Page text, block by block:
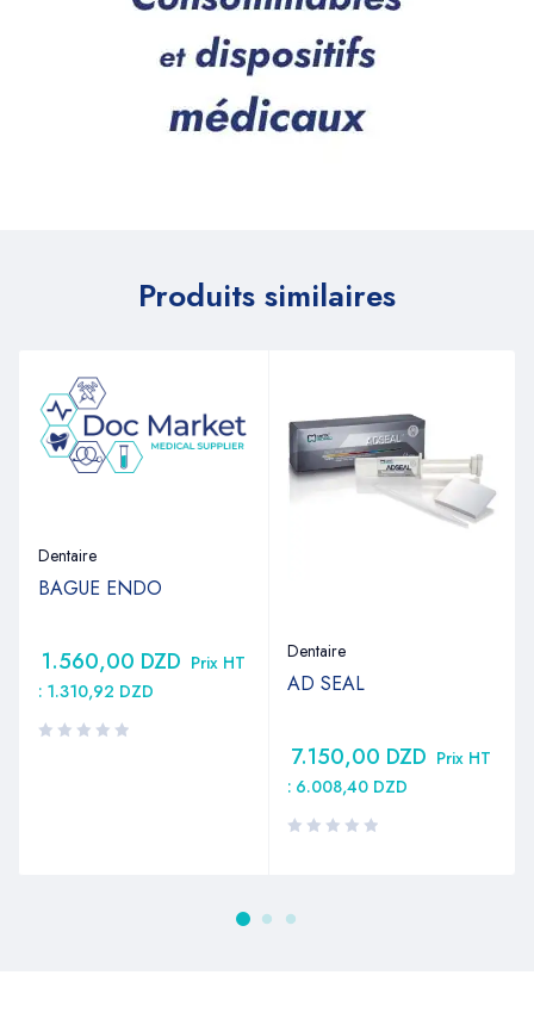
Produits similaires
Dentaire
BAGUE ENDO
1.560,00 DZD Prix HT
: 1.310,92 DZD
Dentaire
AD SEAL
7.150,00 DZD Prix HT
: 6.008,40 DZD